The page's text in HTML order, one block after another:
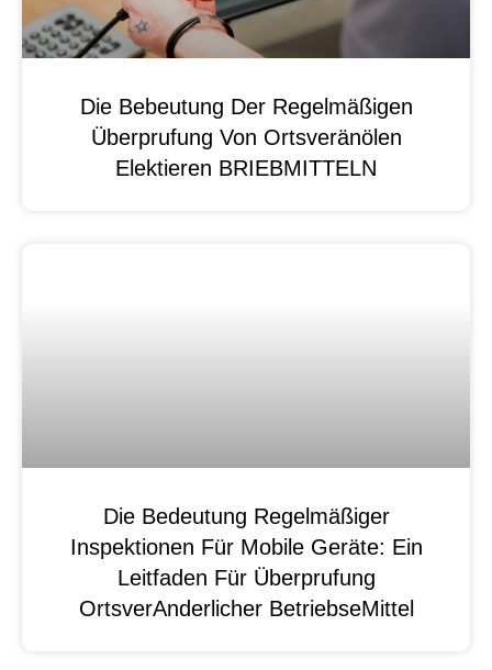
Die Bebeutung Der Regelmäßigen
Überprufung Von Ortsveränölen
Elektieren BRIEBMITTELN
Die Bedeutung Regelmäßiger
Inspektionen Für Mobile Geräte: Ein
Leitfaden Für Überprufung
OrtsverAnderlicher BetriebseMittel